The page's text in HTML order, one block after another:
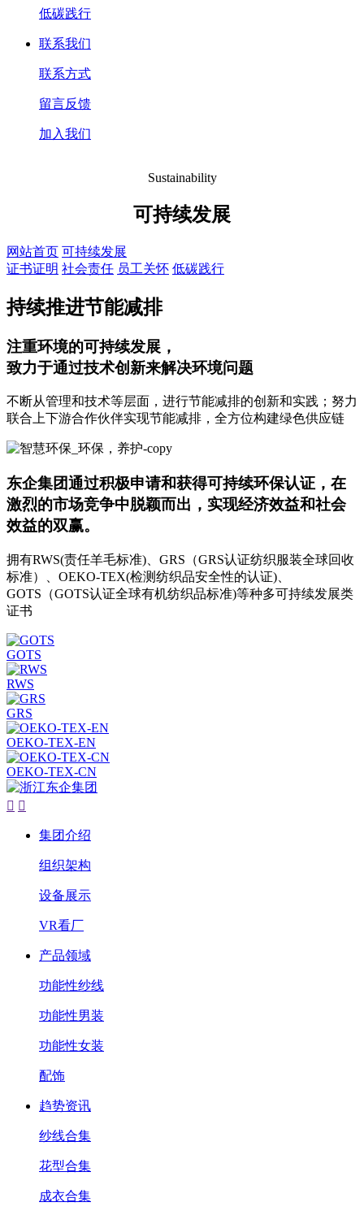
低碳践行
联系我们
联系方式
留言反馈
加入我们
Sustainability
可持续发展
网站首页 可持续发展
证书证明 社会责任 员工关怀 低碳践行
持续推进节能减排
注重环境的可持续发展，
致力于通过技术创新来解决环境问题
不断从管理和技术等层面，进行节能减排的创新和实践；努力
联合上下游合作伙伴实现节能减排，全方位构建绿色供应链
东企集团通过积极申请和获得可持续环保认证，在
激烈的市场竞争中脱颖而出，实现经济效益和社会
效益的双赢。
拥有RWS(责任羊毛标准)、GRS（GRS认证纺织服装全球回收
标准）、OEKO-TEX(检测纺织品安全性的认证)、
GOTS（GOTS认证全球有机纺织品标准)等种多可持续发展类
证书
GOTS
RWS
GRS
OEKO-TEX-EN
OEKO-TEX-CN
 
集团介绍
组织架构
设备展示
VR看厂
产品领域
功能性纱线
功能性男装
功能性女装
配饰
趋势资讯
纱线合集
花型合集
成衣合集